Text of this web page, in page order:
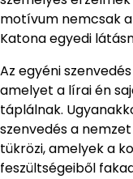
motívum nemcsak
Katona egyedi
Az egyéni
amelyet a lírai én
táplálnak.
szenvedés a
tükrözi, amelyek a
feszültségeiből